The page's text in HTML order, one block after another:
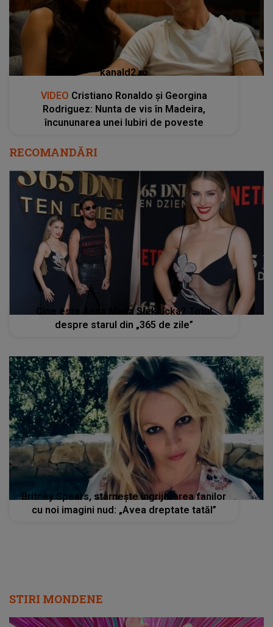
kanald2.ro
VIDEO Cristiano Ronaldo și Georgina
Rodriguez: Nunta de vis în Madeira,
încununarea unei Iubiri de poveste
RECOMANDĂRI
Cine este Anna Maria Sieklucka? Totul
despre starul din „365 de zile”
Britney Spears, stârnește îngrijorarea fanilor
cu noi imagini nud: „Avea dreptate tatăl”
STIRI MONDENE